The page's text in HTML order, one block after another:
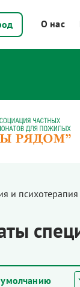
О нас
и психотерапия